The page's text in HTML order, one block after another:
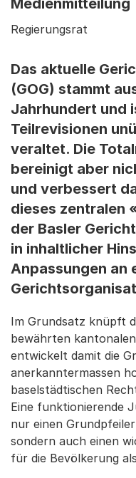
Medienmitteilung
Regierungsrat
Das aktuelle
(GOG) stammt
Jahrhundert und
Teilrevisionen
veraltet. Die
bereinigt aber
und verbessert
dieses zentralen
der Basler
in inhaltlicher
Anpassungen an
Im Grundsatz knüpft
bewährten
entwickelt damit die
anerkanntermassen
baselstädtischen
Eine funktionierende
nur einen
sondern auch einen
für die Bevölkerung